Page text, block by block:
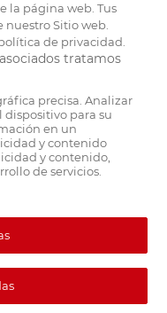
la página web. Tus
Sitio web.
de privacidad.
tratamos
precisa. Analizar
dispositivo para su
en un
y contenido
y contenido,
de servicios.